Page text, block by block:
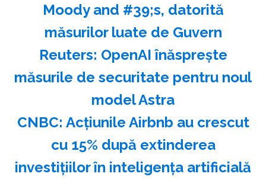
Moody and #39;s, datorită
măsurilor luate de Guvern
Reuters: OpenAI înăspreşte
măsurile de securitate pentru noul
model Astra
CNBC: Acţiunile Airbnb au crescut
cu 15% după extinderea
investiţiilor în inteligenţa artificială